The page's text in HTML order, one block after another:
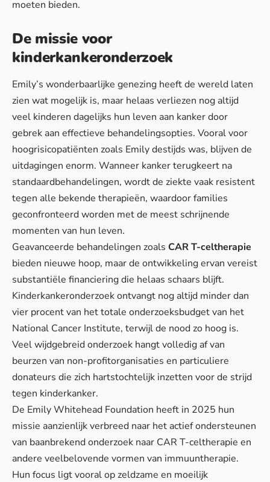
moeten bieden.
De missie voor
kinderkankeronderzoek
Emily’s wonderbaarlijke genezing heeft de wereld laten
zien wat mogelijk is, maar helaas verliezen nog altijd
veel kinderen dagelijks hun leven aan kanker door
gebrek aan effectieve behandelingsopties. Vooral voor
hoogrisicopatiënten zoals Emily destijds was, blijven de
uitdagingen enorm. Wanneer kanker terugkeert na
standaardbehandelingen, wordt de ziekte vaak resistent
tegen alle bekende therapieën, waardoor families
geconfronteerd worden met de meest schrijnende
momenten van hun leven.
Geavanceerde behandelingen zoals CAR T-celtherapie
bieden nieuwe hoop, maar de ontwikkeling ervan vereist
substantiële financiering die helaas schaars blijft.
Kinderkankeronderzoek ontvangt nog altijd minder dan
vier procent van het totale onderzoeksbudget van het
National Cancer Institute, terwijl de nood zo hoog is.
Veel wijdgebreid onderzoek hangt volledig af van
beurzen van non-profitorganisaties en particuliere
donateurs die zich hartstochtelijk inzetten voor de strijd
tegen kinderkanker.
De Emily Whitehead Foundation heeft in 2025 hun
missie aanzienlijk verbreed naar het actief ondersteunen
van baanbrekend onderzoek naar CAR T-celtherapie en
andere veelbelovende vormen van immuuntherapie.
Hun focus ligt vooral op zeldzame en moeilijk